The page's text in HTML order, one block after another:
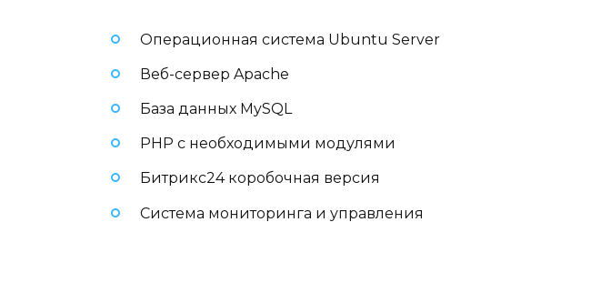
Операционная система Ubuntu Server
Веб-сервер Apache
База данных MySQL
PHP с необходимыми модулями
Битрикс24 коробочная версия
Система мониторинга и управления